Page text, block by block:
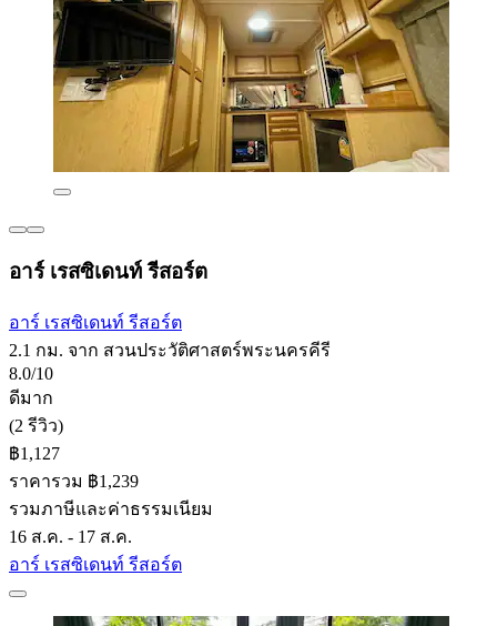
อาร์ เรสซิเดนท์ รีสอร์ต
อาร์ เรสซิเดนท์ รีสอร์ต
2.1 กม. จาก สวนประวัติศาสตร์พระนครคีรี
8.0/10
ดีมาก
(2 รีวิว)
฿1,127
ราคารวม ฿1,239
รวมภาษีและค่าธรรมเนียม
16 ส.ค. - 17 ส.ค.
อาร์ เรสซิเดนท์ รีสอร์ต